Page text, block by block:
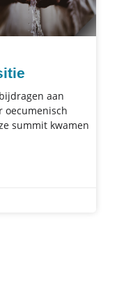
aan
oecumenisch
summit kwamen